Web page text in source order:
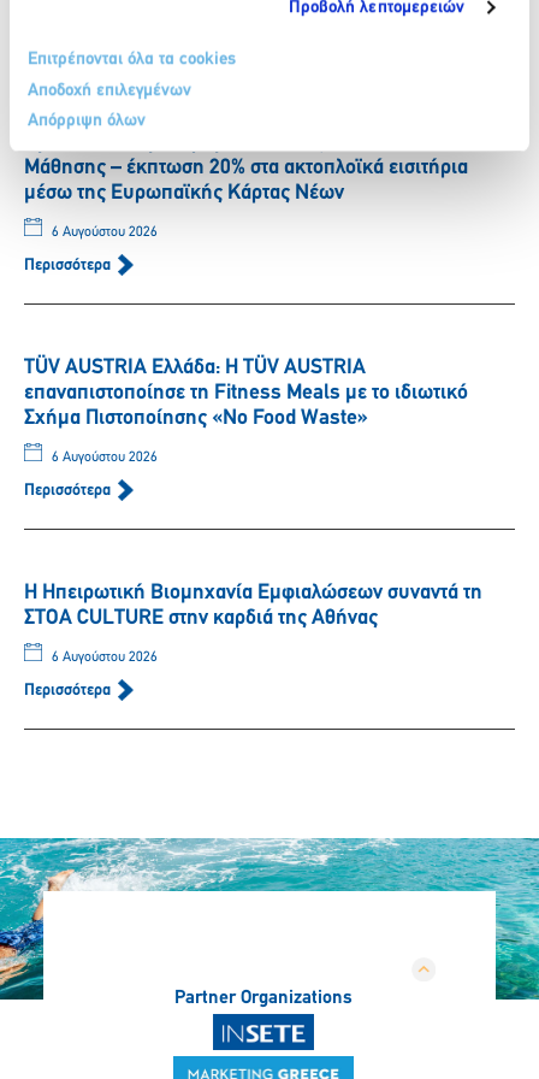
Προβολή λεπτομερειών
Επιτρέπονται όλα τα cookies
Αποδοχή επιλεγμένων
Απόρριψη όλων
SUPERFAST FERRIES: ΔΕΛΤΙΟ ΤΥΠΟΥ – Συνεργασία
Μάθησης – έκπτωση 20% στα ακτοπλοϊκά εισιτήρια
μέσω της Ευρωπαϊκής Κάρτας Νέων
6 Αυγούστου 2026
Περισσότερα
TÜV AUSTRIA Ελλάδα: Η TÜV AUSTRIA
επαναπιστοποίησε τη Fitness Meals με το ιδιωτικό
Σχήμα Πιστοποίησης «No Food Waste»
6 Αυγούστου 2026
Περισσότερα
Η Ηπειρωτική Βιομηχανία Εμφιαλώσεων συναντά τη
ΣΤΟΑ CULTURE στην καρδιά της Αθήνας
6 Αυγούστου 2026
Περισσότερα
Partner Organizations